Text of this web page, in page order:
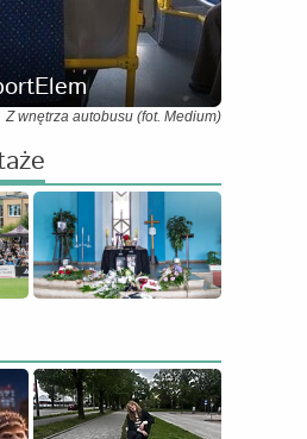
Z wnętrza autobusu (fot. Medium)